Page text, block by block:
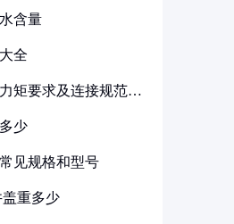
含量
全
矩要求及连接规范详
少
见规格和型号
重多少